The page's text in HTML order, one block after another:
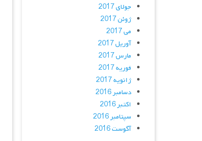
جولای 2017
ژوئن 2017
می 2017
آوریل 2017
مارس 2017
فوریه 2017
ژانویه 2017
دسامبر 2016
اکتبر 2016
سپتامبر 2016
آگوست 2016